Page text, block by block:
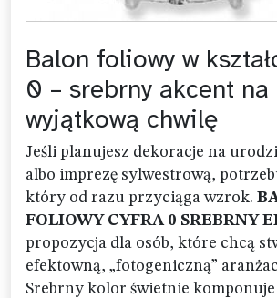
Balon foliowy w
0 – srebrny akcent na
wyjątkową chwilę
Jeśli planujesz dekoracje na
albo imprezę sylwestrową,
który od razu przyciąga wzrok.
FOLIOWY CYFRA 0 SREBRNY
propozycja dla osób, które chcą
efektowną, „fotogeniczną”
Srebrny kolor świetnie komponuje